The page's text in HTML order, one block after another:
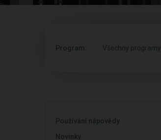
Program: Všechny programy
Používání nápovědy
Novinky